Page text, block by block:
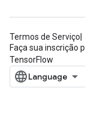
Termos de Serviço
Faça sua inscrição
TensorFlow